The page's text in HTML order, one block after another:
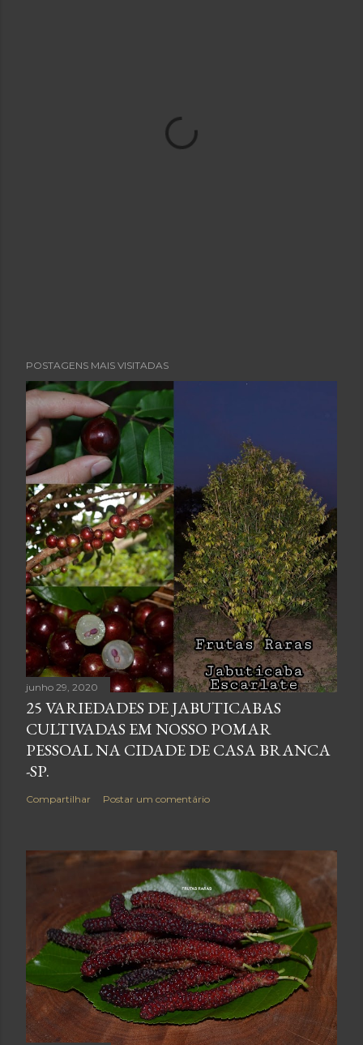
POSTAGENS MAIS VISITADAS
junho 29, 2020
25 VARIEDADES DE JABUTICABAS
CULTIVADAS EM NOSSO POMAR
PESSOAL NA CIDADE DE CASA BRANCA
-SP.
Compartilhar Postar um comentário